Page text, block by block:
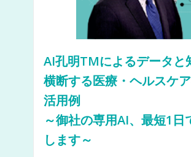
AI孔明TMによるデータと
横断する医療・ヘルスケ
活用例
～御社の専用AI、最短1日
します～